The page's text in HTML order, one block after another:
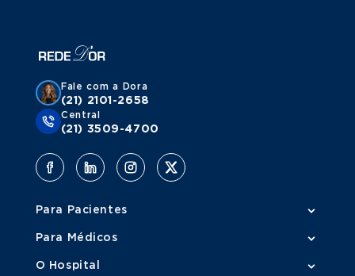
Fale com a Dora
(21) 2101-2658
Central
(21) 3509-4700
Para Pacientes
Para Médicos
O Hospital